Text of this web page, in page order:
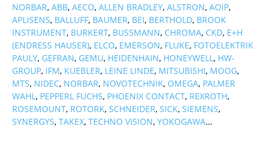
NORBAR, ABB, AECO, ALLEN BRADLEY, ALSTRON, AOIP,
APLISENS, BALLUFF, BAUMER, BEI, BERTHOLD, BROOK
INSTRUMENT, BURKERT, BUSSMANN, CHROMA, CKD, E+H
(ENDRESS HAUSER), ELCO, EMERSON, FLUKE, FOTOELEKTRIK
PAULY, GEFRAN, GEMU, HEIDENHAIN, HONEYWELL, HW-
GROUP, IFM, KUEBLER, LEINE LINDE, MITSUBISHI, MOOG,
MTS, NIDEC, NORBAR, NOVOTECHNIK, OMEGA, PALMER
WAHL, PEPPERL FUCHS, PHOENIX CONTACT, REXROTH,
ROSEMOUNT, ROTORK, SCHNEIDER, SICK, SIEMENS,
SYNERGYS, TAKEX, TECHNO VISION, YOKOGAWA…